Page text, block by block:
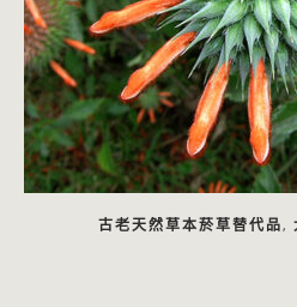
古老天然草本菸草替代品,